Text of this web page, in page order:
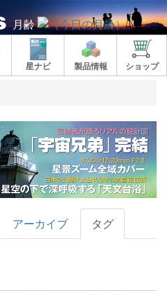
月齢
星ナビ 製品情報 ショップ
アーカイブ タグ